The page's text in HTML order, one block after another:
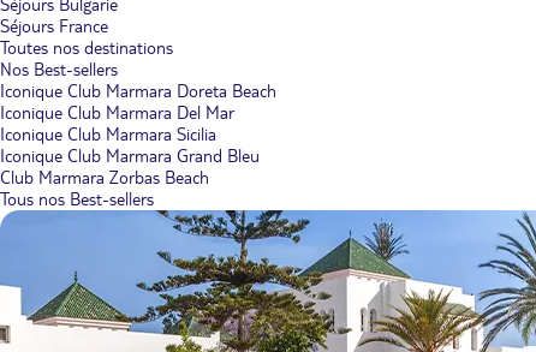
Séjours Bulgarie
Séjours France
Toutes nos destinations
Nos Best-sellers
Iconique Club Marmara Doreta Beach
Iconique Club Marmara Del Mar
Iconique Club Marmara Sicilia
Iconique Club Marmara Grand Bleu
Club Marmara Zorbas Beach
Tous nos Best-sellers